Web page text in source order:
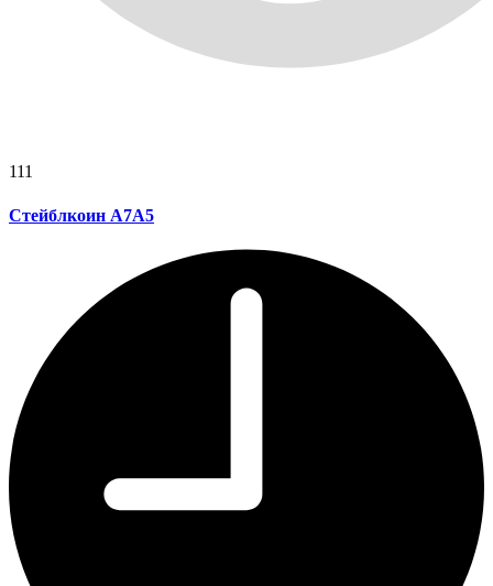
111
Стейблкоин A7A5